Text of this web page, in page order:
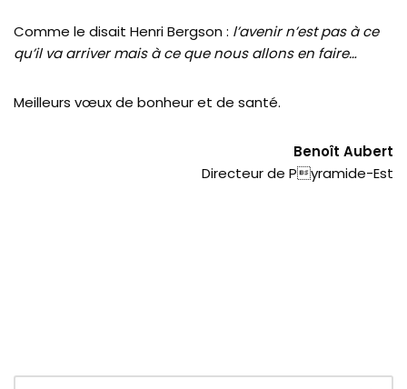
Comme le disait Henri Bergson : l’avenir n’est pas à ce
qu’il va arriver mais à ce que nous allons en faire…
Meilleurs vœux de bonheur et de santé.
Benoît Aubert
Directeur de Pyramide-Est